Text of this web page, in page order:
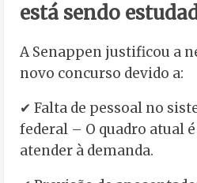
está sendo
A Senappen justificou a
novo concurso devido a:
✔ Falta de pessoal no
federal – O quadro atual
atender à demanda.